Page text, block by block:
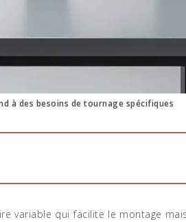
à des besoins de tournage spécifiques
variable qui facilite le montage